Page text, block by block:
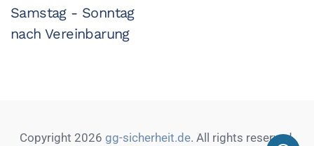
Samstag - Sonntag
nach Vereinbarung
Copyright 2026 gg-sicherheit.de. All rights reserved.